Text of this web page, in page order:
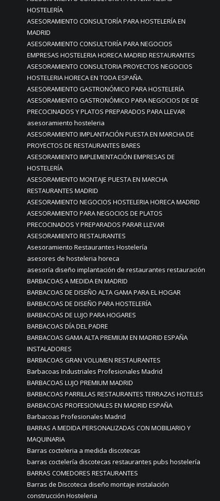
HOSTELERÍA
ASESORAMIENTO CONSULTORÍA PARA HOSTELERÍA EN
MADRID
ASESORAMIENTO CONSULTORÍA PARA NEGOCIOS
EMPRESAS HOSTELERIA HORECA MADRID RESTAURANTES
ASESORAMIENTO CONSULTORIA PROYECTOS NEGOCIOS
HOSTELERIA HORECA EN TODA ESPAÑA.
ASESORAMIENTO GASTRONÓMICO PARA HOSTELERÍA
ASESORAMIENTO GASTRONÓMICO PARA NEGOCIOS DE DE
PRECOCINADOS Y PLATOS PREPARADOS PARA LLEVAR
asesoramiento hosteleria
ASESORAMIENTO IMPLANTACIÓN PUESTA EN MARCHA DE
PROYECTOS DE RESTAURANTES BARES
ASESORAMIENTO IMPLEMENTACIÓN EMPRESAS DE
HOSTELERÍA
ASESORAMIENTO MONTAJE PUESTA EN MARCHA
RESTAURANTES MADRID
ASESORAMIENTO NEGOCIOS HOSTELERIA HORECA MADRID
ASESORAMIENTO PARA NEGOCIOS DE PLATOS
PRECOCINADOS Y PREPARADOS PARAR LLEVAR
ASESORAMIENTO RESTAURANTES
Asesoramiento Restaurantes Hostelería
asesores de hosteleria horeca
asesoría diseño implantación de restaurantes restauración
BARBACOAS A MEDIDA EN MADRID
BARBACOAS DE DISEÑO ALTA GAMA PARA EL HOGAR
BARBACOAS DE DISEÑO PARA HOSTELERÍA
BARBACOAS DE LUJO PARA HOGARES
BARBACOAS DÍA DEL PADRE
BARBACOAS GAMA ALTA PREMIUM EN MADRID ESPAÑA
INSTALADORES
BARBACOAS GRAN VOLUMEN RESTAURANTES
Barbacoas Industriales Profesionales Madrid
BARBACOAS LUJO PREMIUM MADRID
BARBACOAS PARRILLAS RESTAURANTES TERRAZAS HOTELES
BARBACOAS PROFESIONALES EN MADRID ESPAÑA
Barbacoas Profesionales Madrid
BARRAS A MEDIDA PERSONALIZADAS CON MOBILIARIO Y
MAQUINARIA
Barras cocteleria a medida discotecas
barras coctelería discotecas restaurantes pubs hostelería
BARRAS COMEDORES RESTAURANTES
Barras de Discoteca diseño montaje instalación
construcción Hosteleria